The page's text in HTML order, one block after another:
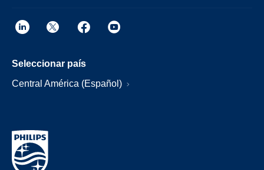
Seleccionar país
Central América (Español)